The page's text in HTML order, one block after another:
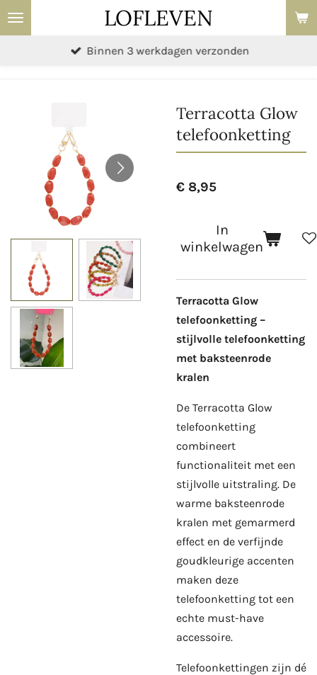
Ga
direct
LOFLEVEN
Binnen 3 werkdagen verzonden
Terracotta Glow
telefoonketting
€ 8,95
In
winkelwagen
Terracotta Glow
telefoonketting –
stijlvolle telefoonketting
met baksteenrode
kralen
De Terracotta Glow
telefoonketting
combineert
functionaliteit met een
stijlvolle uitstraling. De
warme baksteenrode
kralen met gemarmerd
effect en de verfijnde
goudkleurige accenten
maken deze
telefoonketting tot een
echte must-have
accessoire.
Telefoonkettingen zijn dé